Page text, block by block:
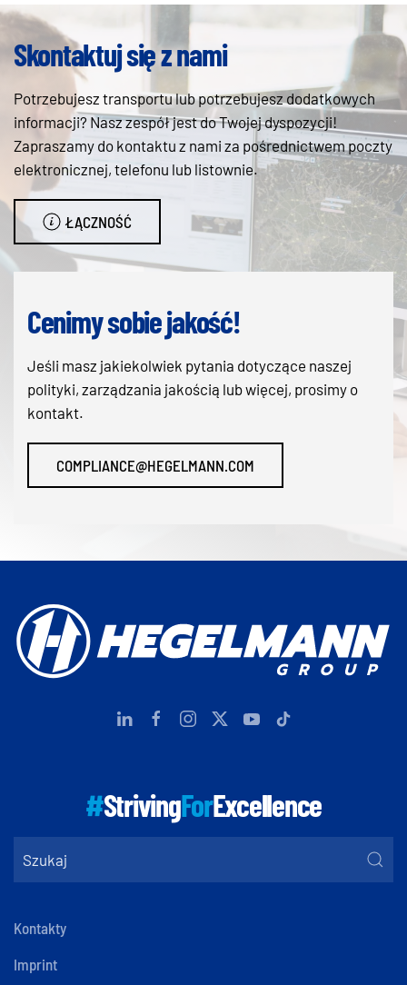
Skontaktuj się z nami
Potrzebujesz transportu lub potrzebujesz dodatkowych
informacji? Nasz zespół jest do Twojej dyspozycji!
Zapraszamy do kontaktu z nami za pośrednictwem poczty
elektronicznej, telefonu lub listownie.
ŁĄCZNOŚĆ
Cenimy sobie jakość!
Jeśli masz jakiekolwiek pytania dotyczące naszej
polityki, zarządzania jakością lub więcej, prosimy o
kontakt.
COMPLIANCE@HEGELMANN.COM
#StrivingForExcellence
Kontakty
Imprint